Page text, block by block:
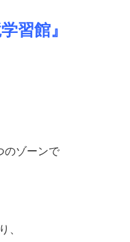
習館』
のゾーンで
、